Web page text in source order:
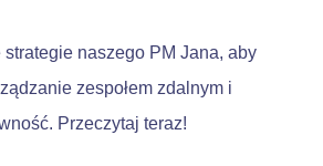
naszego PM Jana, aby
zespołem zdalnym i
Przeczytaj teraz!